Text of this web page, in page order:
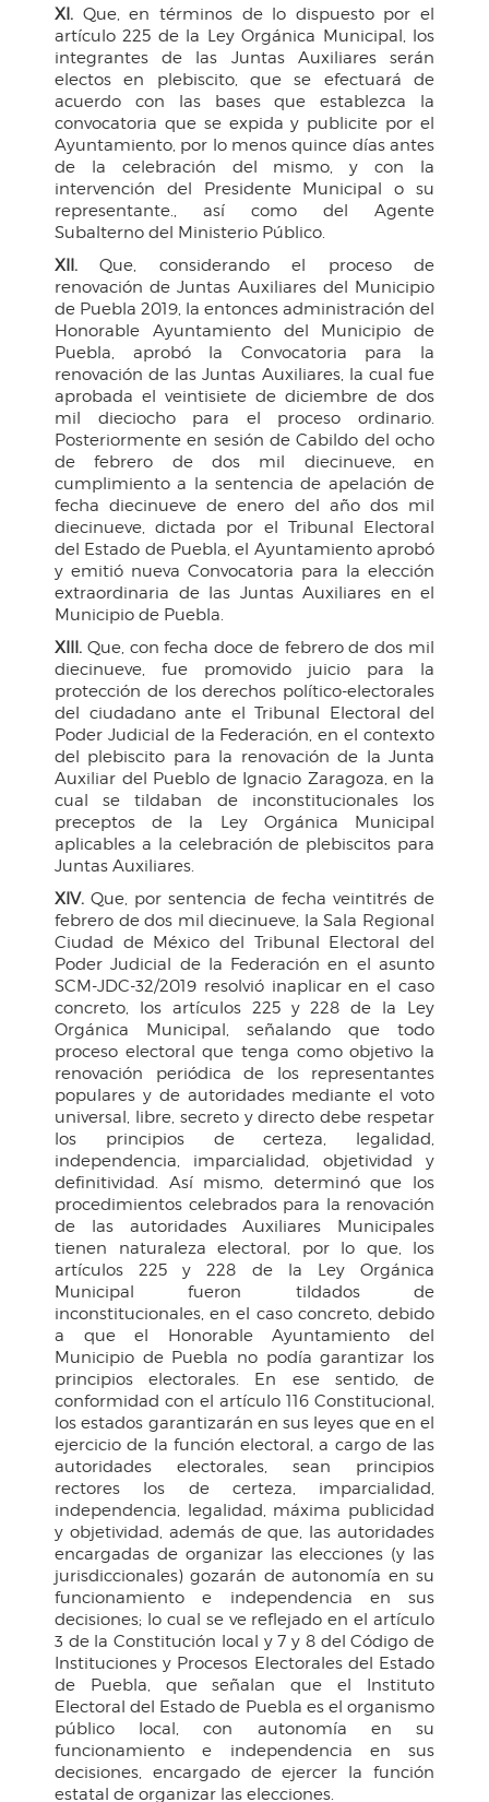
XI. Que, en términos de lo dispuesto por el
artículo 225 de la Ley Orgánica Municipal, los
integrantes de las Juntas Auxiliares serán
electos en plebiscito, que se efectuará de
acuerdo con las bases que establezca la
convocatoria que se expida y publicite por el
Ayuntamiento, por lo menos quince días antes
de la celebración del mismo, y con la
intervención del Presidente Municipal o su
representante., así como del Agente
Subalterno del Ministerio Público.
XII. Que, considerando el proceso de
renovación de Juntas Auxiliares del Municipio
de Puebla 2019, la entonces administración del
Honorable Ayuntamiento del Municipio de
Puebla, aprobó la Convocatoria para la
renovación de las Juntas Auxiliares, la cual fue
aprobada el veintisiete de diciembre de dos
mil dieciocho para el proceso ordinario.
Posteriormente en sesión de Cabildo del ocho
de febrero de dos mil diecinueve, en
cumplimiento a la sentencia de apelación de
fecha diecinueve de enero del año dos mil
diecinueve, dictada por el Tribunal Electoral
del Estado de Puebla, el Ayuntamiento aprobó
y emitió nueva Convocatoria para la elección
extraordinaria de las Juntas Auxiliares en el
Municipio de Puebla.
XIII. Que, con fecha doce de febrero de dos mil
diecinueve, fue promovido juicio para la
protección de los derechos político-electorales
del ciudadano ante el Tribunal Electoral del
Poder Judicial de la Federación, en el contexto
del plebiscito para la renovación de la Junta
Auxiliar del Pueblo de Ignacio Zaragoza, en la
cual se tildaban de inconstitucionales los
preceptos de la Ley Orgánica Municipal
aplicables a la celebración de plebiscitos para
Juntas Auxiliares.
XIV. Que, por sentencia de fecha veintitrés de
febrero de dos mil diecinueve, la Sala Regional
Ciudad de México del Tribunal Electoral del
Poder Judicial de la Federación en el asunto
SCM-JDC-32/2019 resolvió inaplicar en el caso
concreto, los artículos 225 y 228 de la Ley
Orgánica Municipal, señalando que todo
proceso electoral que tenga como objetivo la
renovación periódica de los representantes
populares y de autoridades mediante el voto
universal, libre, secreto y directo debe respetar
los principios de certeza, legalidad,
independencia, imparcialidad, objetividad y
definitividad. Así mismo, determinó que los
procedimientos celebrados para la renovación
de las autoridades Auxiliares Municipales
tienen naturaleza electoral, por lo que, los
artículos 225 y 228 de la Ley Orgánica
Municipal fueron tildados de
inconstitucionales, en el caso concreto, debido
a que el Honorable Ayuntamiento del
Municipio de Puebla no podía garantizar los
principios electorales. En ese sentido, de
conformidad con el artículo 116 Constitucional,
los estados garantizarán en sus leyes que en el
ejercicio de la función electoral, a cargo de las
autoridades electorales, sean principios
rectores los de certeza, imparcialidad,
independencia, legalidad, máxima publicidad
y objetividad, además de que, las autoridades
encargadas de organizar las elecciones (y las
jurisdiccionales) gozarán de autonomía en su
funcionamiento e independencia en sus
decisiones; lo cual se ve reflejado en el artículo
3 de la Constitución local y 7 y 8 del Código de
Instituciones y Procesos Electorales del Estado
de Puebla, que señalan que el Instituto
Electoral del Estado de Puebla es el organismo
público local, con autonomía en su
funcionamiento e independencia en sus
decisiones, encargado de ejercer la función
estatal de organizar las elecciones.